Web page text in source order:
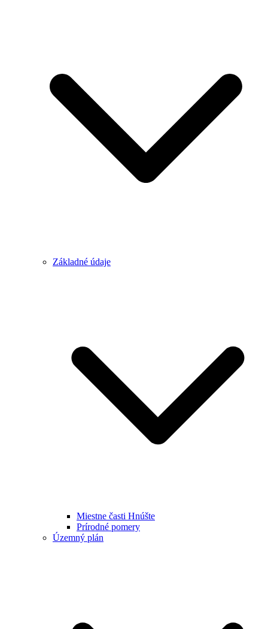
Základné údaje
Miestne časti Hnúšte
Prírodné pomery
Územný plán